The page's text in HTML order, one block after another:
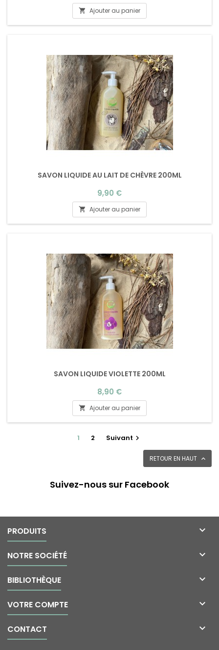
 Ajouter au panier
SAVON LIQUIDE AU LAIT DE CHÈVRE 200ML
Prix
9,90 €
 Ajouter au panier
SAVON LIQUIDE VIOLETTE 200ML
Prix
8,90 €
 Ajouter au panier
1 2 Suivant 
RETOUR EN HAUT 
Suivez-nous sur Facebook
PRODUITS 
NOTRE SOCIÉTÉ 
BIBLIOTHÈQUE 
VOTRE COMPTE 
CONTACT 